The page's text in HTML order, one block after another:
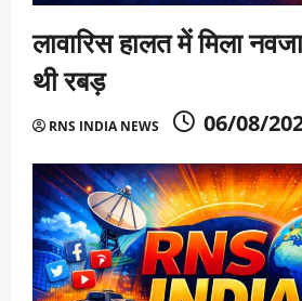
लावारिस हालत में मिला
थी रबड़
RNS INDIA NEWS 06/08/